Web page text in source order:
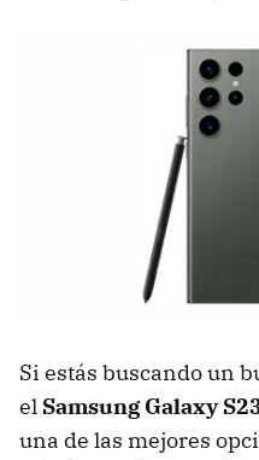
Si estás buscando un
el Samsung Galaxy
una de las mejores